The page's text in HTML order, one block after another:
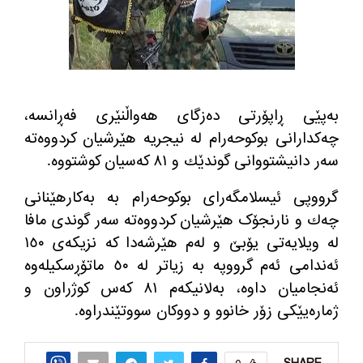
به‌پێی ڕاپۆرتی ده‌زگای هه‌واڵنێری فه‌ڕانسه،
چه‌كدارانی بوكوحه‌رام له‌ نیجریه‌ هێرشیان كردووه‌ته‌
سه‌ر دانیشتووانی گوندێك و ٨١ كه‌سیان كوشتووه‌.
گرووپی ئیسلامگه‌رای بوکوحەرام بە بەکارهێنانی
چه‌ك و نارنجۆک هێرشیان کردووەتە سەر گوندی مافا
لە ویلایەتی یۆبێ و لەم هێرشەدا کە نزیکەی ١٥٠
ئەندامی ئەم گرووپە بە زیاتر لە ٥٠ ماتۆڕسکیلەوە
ئەنجامیان داوە، به‌لانیکەم ٨١ کەس کوژراون و
ژماره‌یێكی زۆر خانوو و دووكان سووتێندراوه‌.